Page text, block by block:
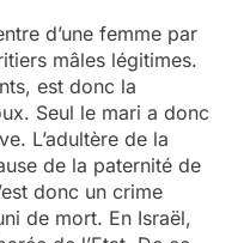
d’une femme par
mâles légitimes.
est donc la
Seul le mari a donc
L’adultère de la
de la paternité de
donc un crime
de mort. En Israël,